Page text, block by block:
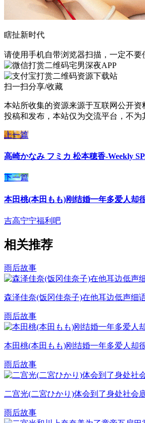
瞎扯新时代
请使用手机自带浏览器扫描，一定不要
宅男深夜APP
资源下载站
扫一扫分享/收藏
本站所收集的资源来源于互联网公开
投稿和发布，本站仅为交流平台，不为
上一篇
高崎かなみ フミカ 松本穂香-Weekly
下一篇
本田桃(本田もも)刚结婚一年多爱人却
吉高宁宁福利吧
相关推荐
雨后故事
森泽佳奈(饭冈佳奈子)在他耳边低声细
雨后故事
本田桃(本田もも)刚结婚一年多爱人却
雨后故事
二宫光(二宮ひかり)体会到了身处社会
雨后故事